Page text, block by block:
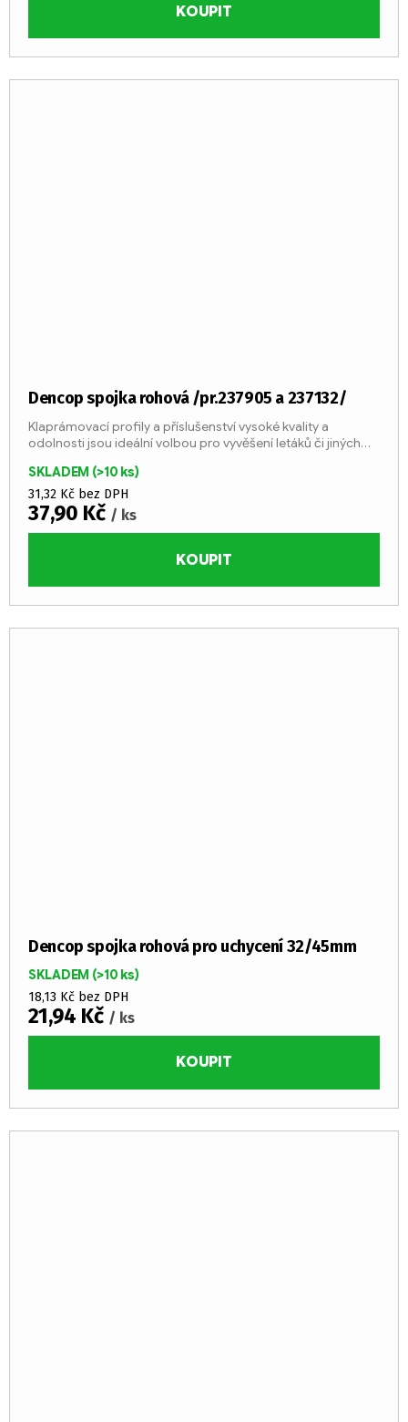
KOUPIT
Dencop spojka rohová /pr.237905 a 237132/
SKLADEM (>10 ks)
31,32 Kč bez DPH
37,90 Kč / ks
KOUPIT
Klaprámovací profily a příslušenství vysoké kvality a
odolnosti jsou ideální volbou pro vyvěšení letáků či jiných
Dencop spojka rohová pro uchycení 32/45mm
SKLADEM (>10 ks)
18,13 Kč bez DPH
21,94 Kč / ks
KOUPIT